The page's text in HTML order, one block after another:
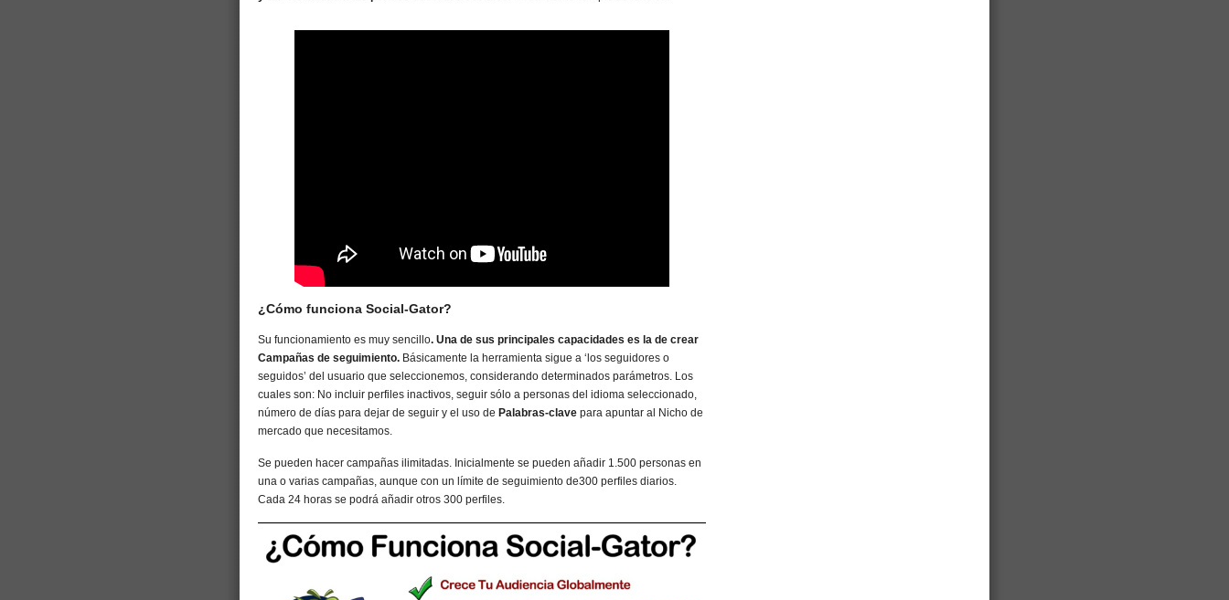
¿Cómo funciona Social-Gator?
Su funcionamiento es muy sencillo. Una de sus principales capacidades es la de crear
Campañas de seguimiento. Básicamente la herramienta sigue a ‘los seguidores o
seguidos’ del usuario que seleccionemos, considerando determinados parámetros. Los
cuales son: No incluir perfiles inactivos, seguir sólo a personas del idioma seleccionado,
número de días para dejar de seguir y el uso de Palabras-clave para apuntar al Nicho de
mercado que necesitamos.
Se pueden hacer campañas ilimitadas. Inicialmente se pueden añadir 1.500 personas en
una o varias campañas, aunque con un límite de seguimiento de300 perfiles diarios.
Cada 24 horas se podrá añadir otros 300 perfiles.